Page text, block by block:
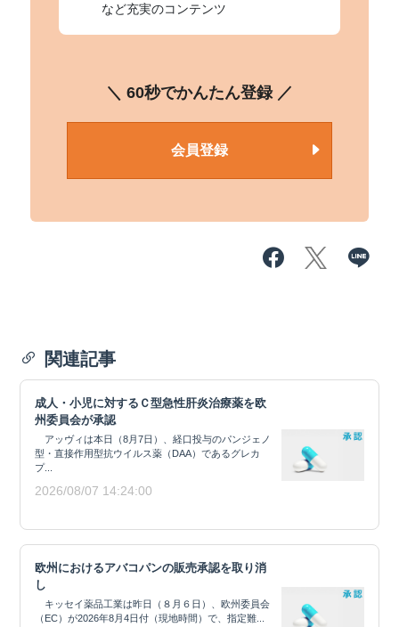
など充実のコンテンツ
＼ 60秒でかんたん登録 ／
会員登録
関連記事
成人・小児に対するＣ型急性肝炎治療薬を欧
州委員会が承認
アッヴィは本日（8月7日）、経口投与のパンジェノ
型・直接作用型抗ウイルス薬（DAA）であるグレカ
プ...
2026/08/07 14:24:00
欧州におけるアバコパンの販売承認を取り消
し
キッセイ薬品工業は昨日（８月６日）、欧州委員会
（EC）が2026年8月4日付（現地時間）で、指定難...